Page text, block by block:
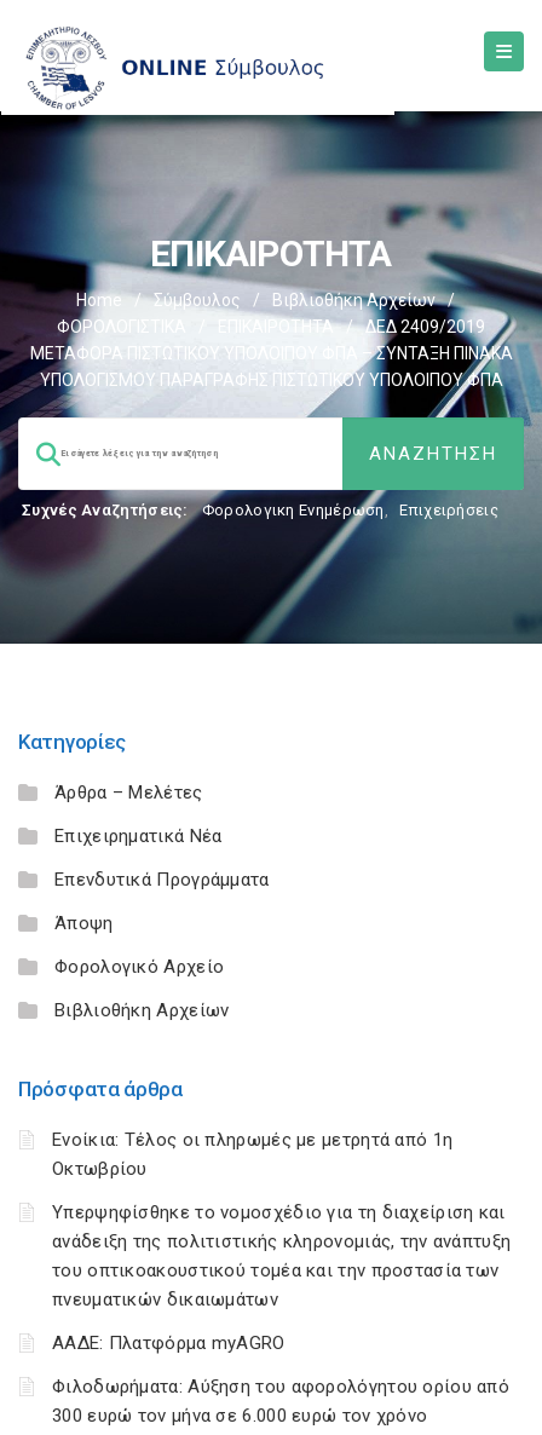
ΕΠΙΚΑΙΡΟΤΗΤΑ
Home / Σύμβουλος / Βιβλιοθήκη Αρχείων
/
ΦΟΡΟΛΟΓΙΣΤΙΚΑ
ΕΠΙΚΑΙΡΟΤΗΤΑ /
ΔΕΔ 2409/2019
ΜΕΤΑΦΟΡΑ ΠΙΣΤΩΤΙΚΟΥ ΥΠΟΛΟΙΠΟΥ ΦΠΑ – ΣΥΝΤΑΞΗ ΠΙΝΑΚΑ
ΥΠΟΛΟΓΙΣΜΟΥ ΠΑΡΑΓΡΑΦΗΣ ΠΙΣΤΩΤΙΚΟΥ ΥΠΟΛΟΙΠΟΥ ΦΠΑ
Συχνές Αναζητήσεις: Φορολογικη Ενημέρωση, Επιχειρήσεις
Κατηγορίες
Άρθρα – Μελέτες
Επιχειρηματικά Νέα
Επενδυτικά Προγράμματα
Άποψη
Φορολογικό Αρχείο
Βιβλιοθήκη Αρχείων
Πρόσφατα άρθρα
Ενοίκια: Τέλος οι πληρωμές με μετρητά από 1η
Οκτωβρίου
Υπερψηφίσθηκε το νομοσχέδιο για τη διαχείριση και
ανάδειξη της πολιτιστικής κληρονομιάς, την ανάπτυξη
του οπτικοακουστικού τομέα και την προστασία των
πνευματικών δικαιωμάτων
ΑΑΔΕ: Πλατφόρμα myAGRO
Φιλοδωρήματα: Αύξηση του αφορολόγητου ορίου από
300 ευρώ τον μήνα σε 6.000 ευρώ τον χρόνο